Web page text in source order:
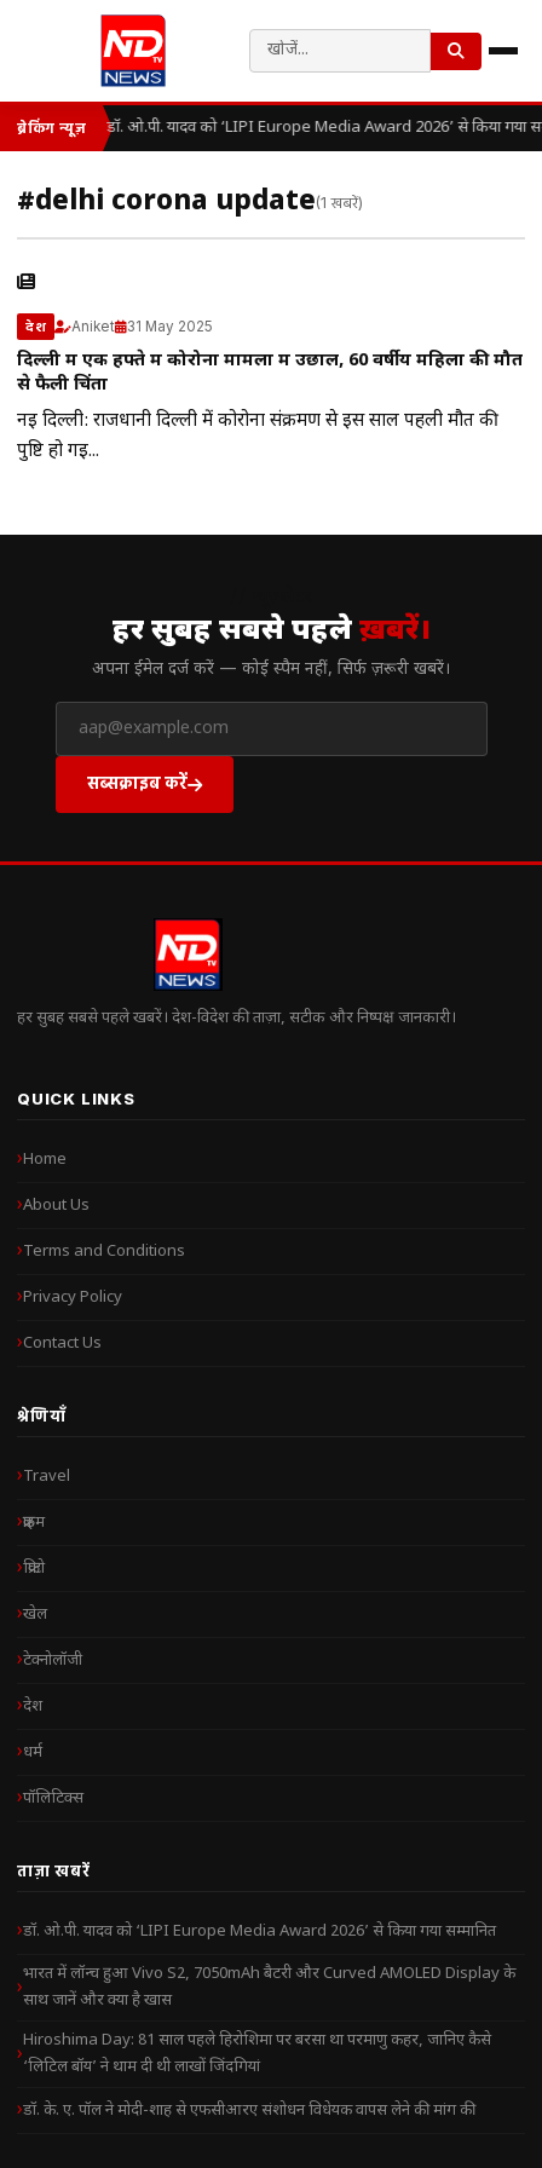
ब्रेकिंग न्यूज़ डॉ. ओ.पी. यादव को ‘LIPI Europe Media Award 2026’ से किया गया
#delhi corona update(1 खबरें)
देश Aniket 31 May 2025
दिल्ली में एक हफ्ते में कोरोना मामलों में उछाल, 60 वर्षीय महिला की मौत
से फैली चिंता
नई दिल्ली: राजधानी दिल्ली में कोरोना संक्रमण से इस साल पहली मौत की
पुष्टि हो गई...
हर सुबह सबसे पहलेख़बरें।
अपना ईमेल दर्ज करें — कोई स्पैम नहीं, सिर्फ ज़रूरी खबरें।
सब्सक्राइब करें
हर सुबह सबसे पहले खबरें। देश-विदेश की ताज़ा, सटीक और निष्पक्ष जानकारी।
QUICK LINKS
Home
About Us
Terms and Conditions
Privacy Policy
Contact Us
श्रेणियाँ
Travel
क्राइम
क्रिप्टो
खेल
टेक्नोलॉजी
देश
धर्म
पॉलिटिक्स
ताज़ा खबरें
डॉ. ओ.पी. यादव को ‘LIPI Europe Media Award 2026’ से किया गया सम्मानित
भारत में लॉन्च हुआ Vivo S2, 7050mAh बैटरी और Curved AMOLED Display के
साथ जानें और क्या है खास
Hiroshima Day: 81 साल पहले हिरोशिमा पर बरसा था परमाणु कहर, जानिए कैसे
‘लिटिल बॉय’ ने थाम दी थी लाखों जिंदगियां
डॉ. के. ए. पॉल ने मोदी-शाह से एफसीआरए संशोधन विधेयक वापस लेने की मांग की